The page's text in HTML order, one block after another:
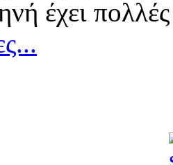
έχει